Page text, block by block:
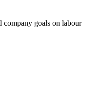
company goals on labour